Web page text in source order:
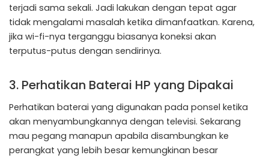
terjadi sama sekali. Jadi lakukan dengan tepat agar
tidak mengalami masalah ketika dimanfaatkan. Karena,
jika wi-fi-nya terganggu biasanya koneksi akan
terputus-putus dengan sendirinya.
3. Perhatikan Baterai HP yang Dipakai
Perhatikan baterai yang digunakan pada ponsel ketika
akan menyambungkannya dengan televisi. Sekarang
mau pegang manapun apabila disambungkan ke
perangkat yang lebih besar kemungkinan besar